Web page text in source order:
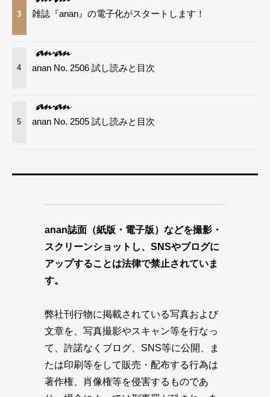
3 雑誌『anan』の電子化がスタートします！
4 anan No. 2506 試し読みと目次
5 anan No. 2505 試し読みと目次
anan誌面（紙版・電子版）などを撮影・
スクリーンショットし、SNSやブログに
アップすることは法律で禁止されていま
す。
弊社刊行物に掲載されている写真および
文章を、写真撮影やスキャン等を行なっ
て、許諾なくブログ、SNS等に公開、ま
たは印刷等をして販売・配布する行為は
著作権、肖像権等を侵害するものであ